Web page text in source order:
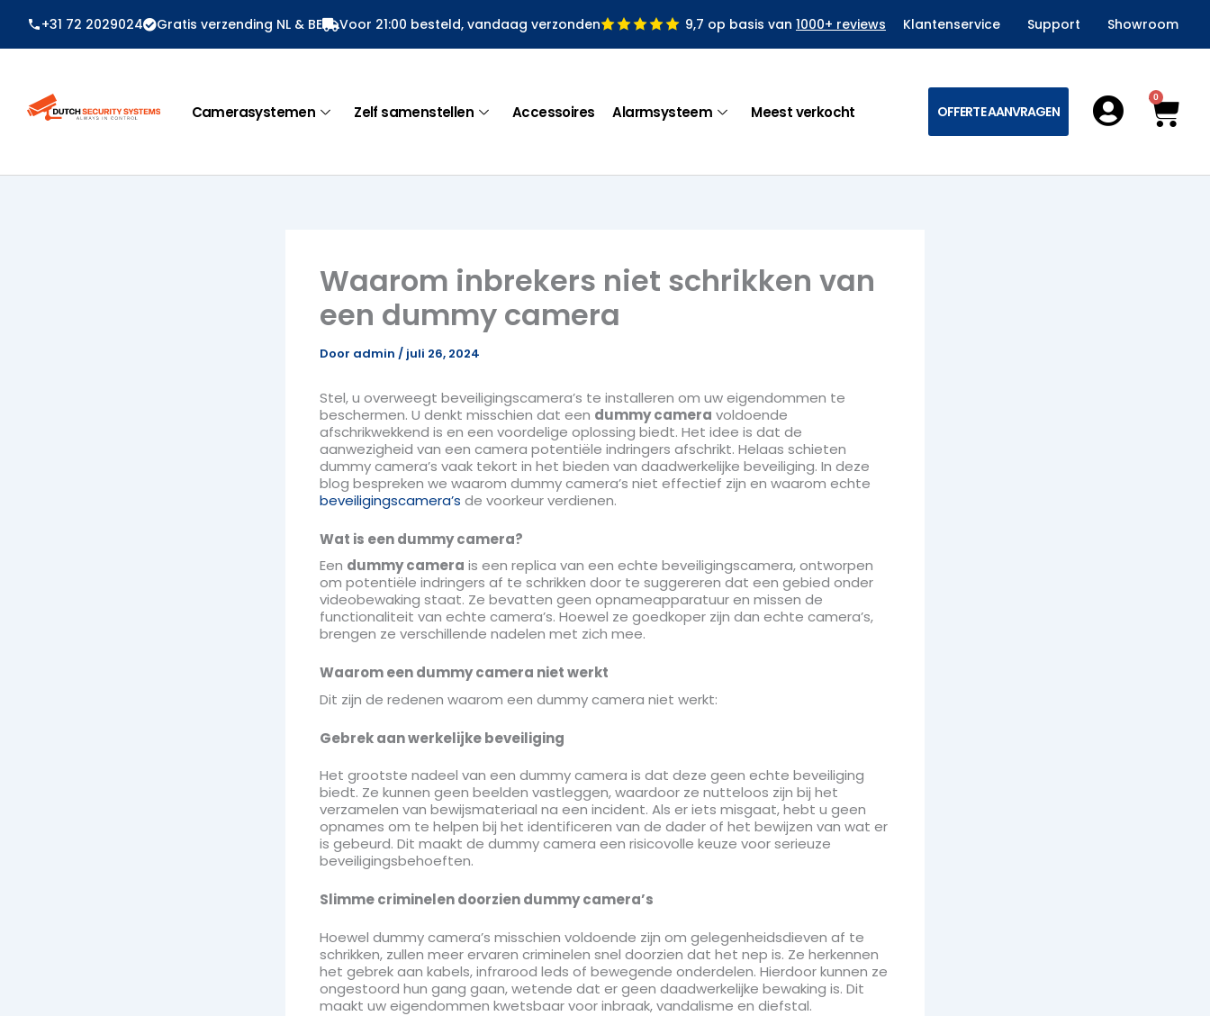
naar
+31 72 2029024 Gratis verzending NL & BE Voor 21:00 besteld, vandaag verzonden 9,7 op basis van 1000+ reviews Klantenservice Support Showroom
Camerasystemen Zelf samenstellen Accessoires Alarmsysteem Meest verkocht OFFERTE AANVRAGEN
0
Waarom inbrekers niet schrikken van
een dummy camera
Door admin / juli 26, 2024
Stel, u overweegt beveiligingscamera’s te installeren om uw eigendommen te
beschermen. U denkt misschien dat een dummy camera voldoende
afschrikwekkend is en een voordelige oplossing biedt. Het idee is dat de
aanwezigheid van een camera potentiële indringers afschrikt. Helaas schieten
dummy camera’s vaak tekort in het bieden van daadwerkelijke beveiliging. In deze
blog bespreken we waarom dummy camera’s niet effectief zijn en waarom echte
beveiligingscamera’s de voorkeur verdienen.
Wat is een dummy camera?
Een dummy camera is een replica van een echte beveiligingscamera, ontworpen
om potentiële indringers af te schrikken door te suggereren dat een gebied onder
videobewaking staat. Ze bevatten geen opnameapparatuur en missen de
functionaliteit van echte camera’s. Hoewel ze goedkoper zijn dan echte camera’s,
brengen ze verschillende nadelen met zich mee.
Waarom een dummy camera niet werkt
Dit zijn de redenen waarom een dummy camera niet werkt:
Gebrek aan werkelijke beveiliging
Het grootste nadeel van een dummy camera is dat deze geen echte beveiliging
biedt. Ze kunnen geen beelden vastleggen, waardoor ze nutteloos zijn bij het
verzamelen van bewijsmateriaal na een incident. Als er iets misgaat, hebt u geen
opnames om te helpen bij het identificeren van de dader of het bewijzen van wat er
is gebeurd. Dit maakt de dummy camera een risicovolle keuze voor serieuze
beveiligingsbehoeften.
Slimme criminelen doorzien dummy camera’s
Hoewel dummy camera’s misschien voldoende zijn om gelegenheidsdieven af te
schrikken, zullen meer ervaren criminelen snel doorzien dat het nep is. Ze herkennen
het gebrek aan kabels, infrarood leds of bewegende onderdelen. Hierdoor kunnen ze
ongestoord hun gang gaan, wetende dat er geen daadwerkelijke bewaking is. Dit
maakt uw eigendommen kwetsbaar voor inbraak, vandalisme en diefstal.